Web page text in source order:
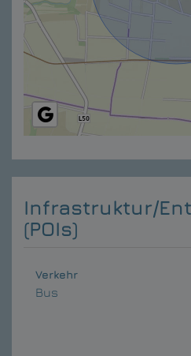
Infrastruktur/
(POIs)
Verkehr
Bus